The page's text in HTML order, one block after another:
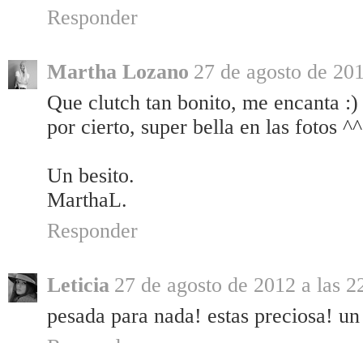
Responder
Martha Lozano 27 de agosto de
Que clutch tan bonito, me encanta
por cierto, super bella en las fotos ^^
Un besito.
MarthaL.
Responder
Leticia 27 de agosto de 2012 a las
pesada para nada! estas preciosa!